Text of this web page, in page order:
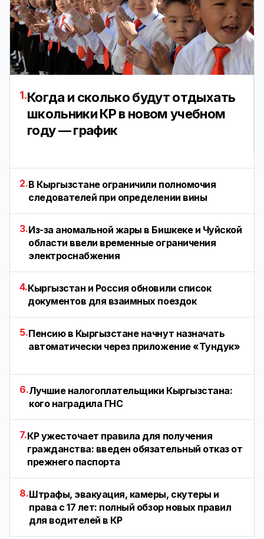
1.Когда и сколько будут отдыхать
школьники КР в новом учебном
году — график
2.В Кыргызстане ограничили полномочия
следователей при определении вины
3.Из-за аномальной жары в Бишкеке и Чуйской
области ввели временные ограничения
электроснабжения
4.Кыргызстан и Россия обновили список
документов для взаимных поездок
5.Пенсию в Кыргызстане начнут назначать
автоматически через приложение «Тундук»
6.Лучшие налогоплательщики Кыргызстана:
кого наградила ГНС
7.КР ужесточает правила для получения
гражданства: введен обязательный отказ от
прежнего паспорта
8.Штрафы, эвакуация, камеры, скутеры и
права с 17 лет: полный обзор новых правил
для водителей в КР